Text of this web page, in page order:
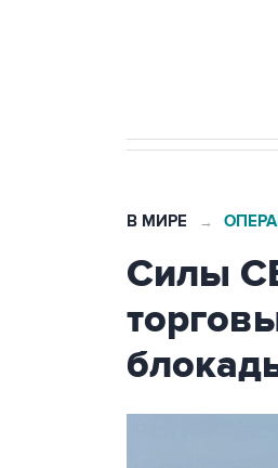
В МИРЕ →
Силы